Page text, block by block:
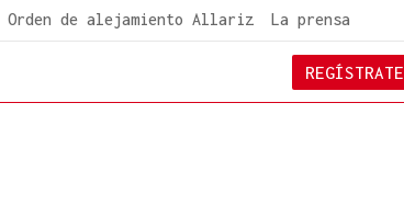
Orden de alejamiento Allariz La prensa
REGÍSTRATE